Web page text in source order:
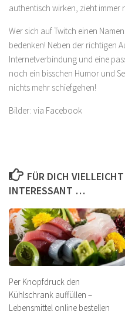
authentisch wirken, zieht immer
Wer sich auf Twitch einen
bedenken! Neben der richtigen
Internetverbindung und eine
noch ein bisschen Humor und
nichts mehr schiefgehen!
Bilder: via Facebook
FÜR DICH
INTERESSANT …
Per Knopfdruck den
Kühlschrank auffüllen –
Lebensmittel online bestellen